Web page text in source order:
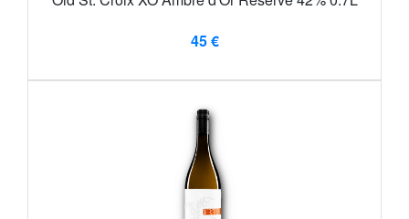
45 €